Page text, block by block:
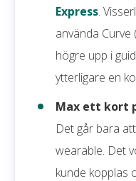
Express.
använda Curve
högre upp i
ytterligare en
Max ett kort
Det går bara
wearable. Det
kunde kopplas